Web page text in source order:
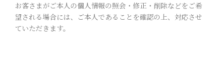
お客さまがご本人の個人情報の照会・修正・削除などをご希
望される場合には、ご本人であることを確認の上、対応させ
ていただきます。